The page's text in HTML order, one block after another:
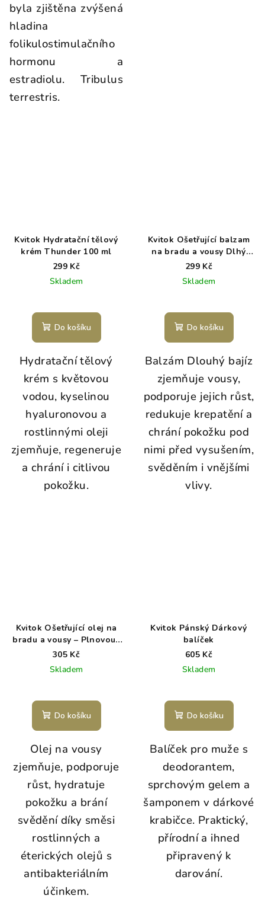
byla zjištěna zvýšená
hladina
folikulostimulačního
hormonu a
estradiolu. Tribulus
terrestris.
Kvitok Hydratační tělový
krém Thunder 100 ml
299 Kč
Skladem
Do košíku
Hydratační tělový
krém s květovou
vodou, kyselinou
hyaluronovou a
rostlinnými oleji
zjemňuje, regeneruje
a chrání i citlivou
pokožku.
Kvitok Ošetřující balzam
na bradu a vousy Dlhý
Bajúz 60 ml
299 Kč
Skladem
Do košíku
Balzám Dlouhý bajíz
zjemňuje vousy,
podporuje jejich růst,
redukuje krepatění a
chrání pokožku pod
nimi před vysušením,
svěděním i vnějšími
vlivy.
Kvitok Ošetřující olej na
bradu a vousy – Plnovous
30ml
305 Kč
Skladem
Do košíku
Olej na vousy
zjemňuje, podporuje
růst, hydratuje
pokožku a brání
svědění díky směsi
rostlinných a
éterických olejů s
antibakteriálním
účinkem.
Kvitok Pánský Dárkový
balíček
605 Kč
Skladem
Do košíku
Balíček pro muže s
deodorantem,
sprchovým gelem a
šamponem v dárkové
krabičce. Praktický,
přírodní a ihned
připravený k
darování.